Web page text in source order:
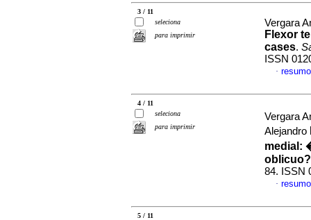
3 / 11
seleciona
para imprimir
Vergara
Flexor
cases.
ISSN
·
4 / 11
seleciona
para imprimir
Vergara
Alejandro
medial :
oblicuo?
84. ISSN
·
5 / 11